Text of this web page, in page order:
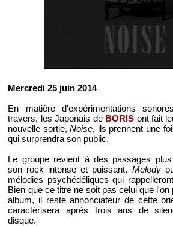
Mercredi 25 juin 2014
En matière d'expérimentations
travers, les Japonais de BORIS ont fait
nouvelle sortie,Noise, ils prennent une
qui surprendra son public.
Le groupe revient à des passages
son rock intense et puissant. Melody
mélodies psychédéliques qui
Bien que ce titre ne soit pas celui que
album, il reste annonciateur de cette
caractérisera après trois ans de
disque.